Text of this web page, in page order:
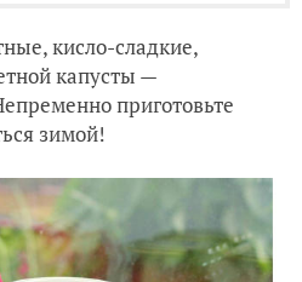
кисло-сладкие,
капусты —
приготовьте
зимой!